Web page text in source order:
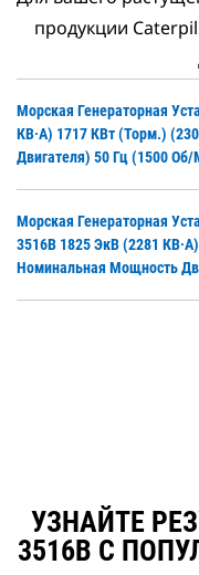
продукции
Морская Генераторная
КВ·А) 1717 КВт (торм.)
Двигателя) 50 Гц (1500
Морская Генераторная
3516B 1825 ЭкВ (2281
Номинальная Мощность
УЗНАЙТЕ
3516B С